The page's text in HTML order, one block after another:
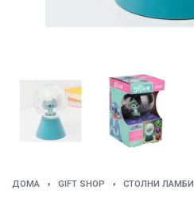
ДОМА › GIFT SHOP › СТОЛНИ ЛАМБИ